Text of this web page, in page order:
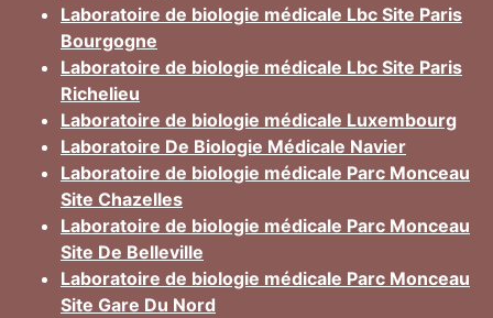
Laboratoire de biologie médicale Lbc Site Paris
Bourgogne
Laboratoire de biologie médicale Lbc Site Paris
Richelieu
Laboratoire de biologie médicale Luxembourg
Laboratoire De Biologie Médicale Navier
Laboratoire de biologie médicale Parc Monceau
Site Chazelles
Laboratoire de biologie médicale Parc Monceau
Site De Belleville
Laboratoire de biologie médicale Parc Monceau
Site Gare Du Nord